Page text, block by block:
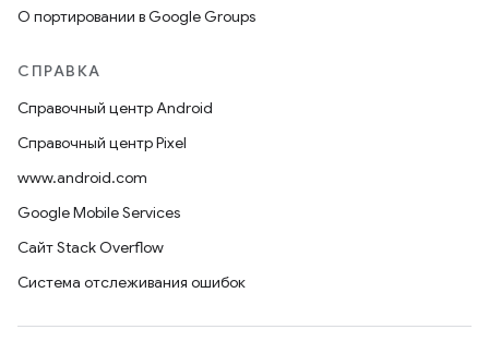
О портировании в Google Groups
СПРАВКА
Справочный центр Android
Справочный центр Pixel
www.android.com
Google Mobile Services
Сайт Stack Overflow
Система отслеживания ошибок